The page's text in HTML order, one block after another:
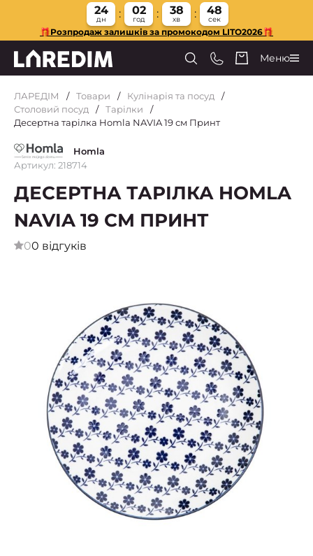
24
дн
02
год
38
хв
47
сек
🎁Розпродаж залишків за промокодом LITO2026🎁
Меню
ЛАРЕДІМ Товари
Кулінарія та посуд
Столовий посуд
Тарілки
Десертна тарілка Homla NAVIA 19 см Принт
Homla
Артикул: 218714
ДЕСЕРТНА ТАРІЛКА HOMLA
NAVIA 19 СМ ПРИНТ
00 відгуків